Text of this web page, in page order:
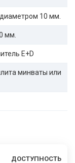
10 мм.
мм.
E+D
минваты или
ДОСТУПНОСТЬ